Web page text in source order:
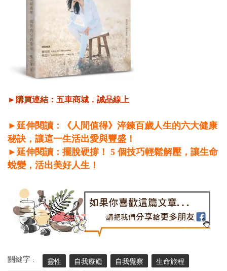
►購買連結： 五車商城 ． 誠品線上
►延伸閱讀：《人間值得》淬鍊百歲人生的六大健康
秘訣，讓這一生活出愛與豐盛！
►延伸閱讀：擺脫硬撐！ 5 個技巧輕鬆解壓，讓生命
蛻變，活出美好人生！
關鍵字 : 靈性 自我療癒 自我覺察 生命旅程